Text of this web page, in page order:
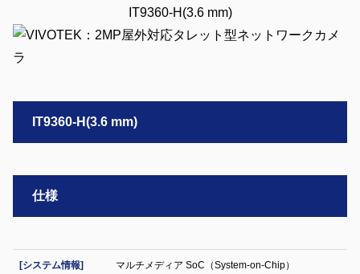
IT9360-H(3.6 mm)
IT9360-H(3.6 mm)
仕様
[システム情報]
マルチメディア SoC（System-on-Chip）